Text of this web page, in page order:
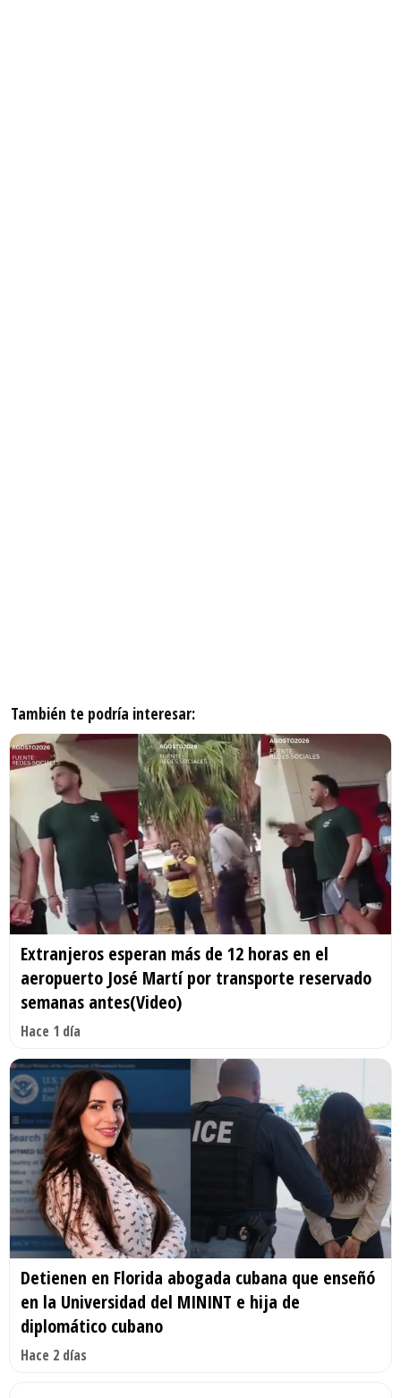
También te podría interesar:
Extranjeros esperan más de 12 horas en el
aeropuerto José Martí por transporte reservado
semanas antes(Video)
Hace 1 día
Detienen en Florida abogada cubana que enseñó
en la Universidad del MININT e hija de
diplomático cubano
Hace 2 días